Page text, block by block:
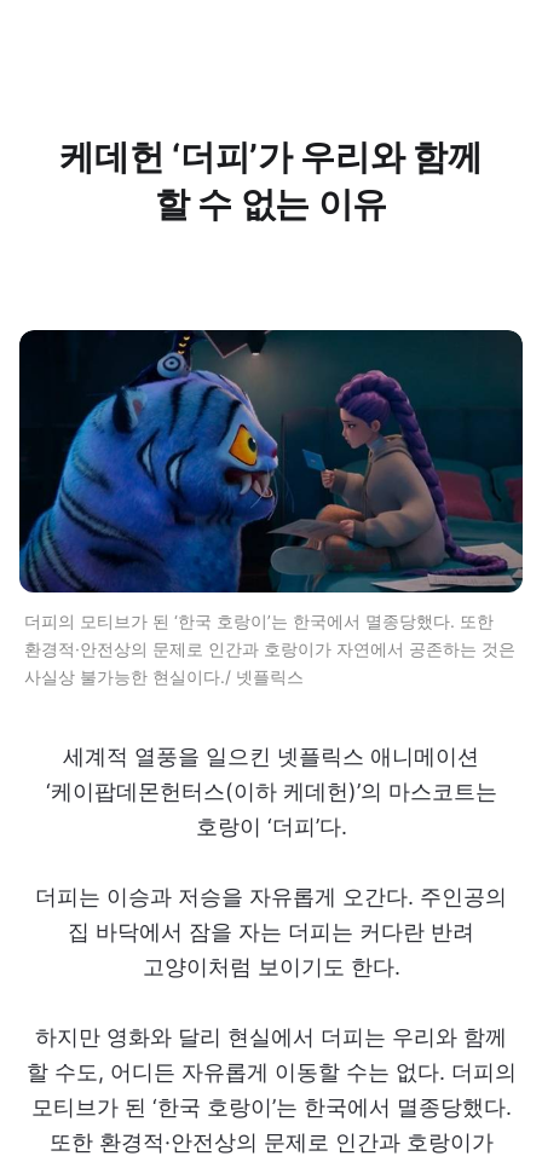
케데헌 ‘더피’가 우리와 함께
할 수 없는 이유
더피의 모티브가 된 ‘한국 호랑이’는 한국에서 멸종당했다. 또한
환경적·안전상의 문제로 인간과 호랑이가 자연에서 공존하는 것은
사실상 불가능한 현실이다./ 넷플릭스
세계적 열풍을 일으킨 넷플릭스 애니메이션
‘케이팝데몬헌터스(이하 케데헌)’의 마스코트는
호랑이 ‘더피’다.
더피는 이승과 저승을 자유롭게 오간다. 주인공의
집 바닥에서 잠을 자는 더피는 커다란 반려
고양이처럼 보이기도 한다.
하지만 영화와 달리 현실에서 더피는 우리와 함께
할 수도, 어디든 자유롭게 이동할 수는 없다. 더피의
모티브가 된 ‘한국 호랑이’는 한국에서 멸종당했다.
또한 환경적·안전상의 문제로 인간과 호랑이가